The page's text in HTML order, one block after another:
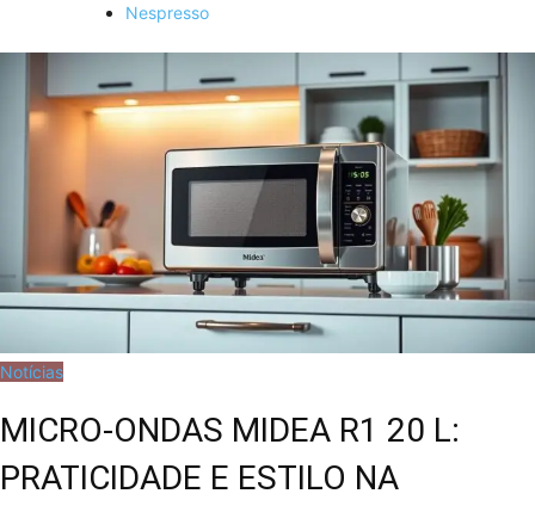
Nespresso
Notícias
MICRO-ONDAS MIDEA R1 20 L:
PRATICIDADE E ESTILO NA